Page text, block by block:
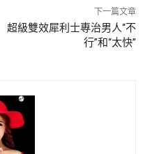
下一篇文章
超級雙效犀利士專治男人“不
行”和“太快”